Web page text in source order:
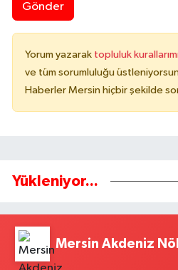
Gönder
Yorum yazarak topluluk
ve tüm sorumluluğu
Haberler Mersin hiçbir şekilde
Yükleniyor...
Mersin Akdeniz